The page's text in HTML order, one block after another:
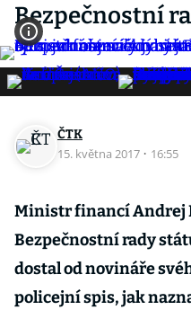
Bezpečnostní
ČTK
15. května 2017 · 16:55
Ministr financí Andrej
Bezpečnostní rady
dostal od novináře
policejní spis, jak